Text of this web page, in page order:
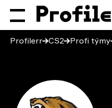
Profilerr CS2 Profi týmy